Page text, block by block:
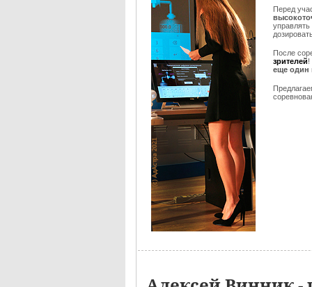
Перед
После
зрителей!
еще один